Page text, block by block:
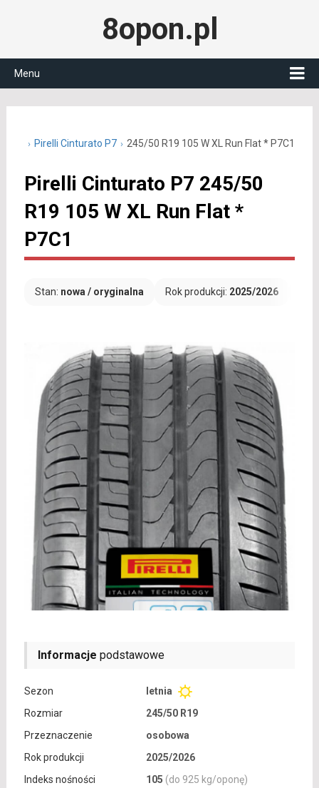
8opon.pl
Menu
Pirelli Cinturato P7 245/50 R19 105 W XL Run Flat * P7C1
Pirelli Cinturato P7 245/50
R19 105 W XL Run Flat *
P7C1
Stan: nowa / oryginalna Rok produkcji: 2025/2026
Informacje podstawowe
Sezon
letnia
Rozmiar
245/50 R19
Przeznaczenie
osobowa
Rok produkcji
2025/2026
Indeks nośności
105 (do 925 kg/oponę)